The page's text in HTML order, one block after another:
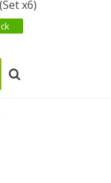
x6)